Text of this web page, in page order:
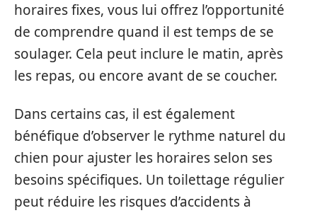
horaires fixes, vous lui offrez l’opportunité
de comprendre quand il est temps de se
soulager. Cela peut inclure le matin, après
les repas, ou encore avant de se coucher.
Dans certains cas, il est également
bénéfique d’observer le rythme naturel du
chien pour ajuster les horaires selon ses
besoins spécifiques. Un toilettage régulier
peut réduire les risques d’accidents à